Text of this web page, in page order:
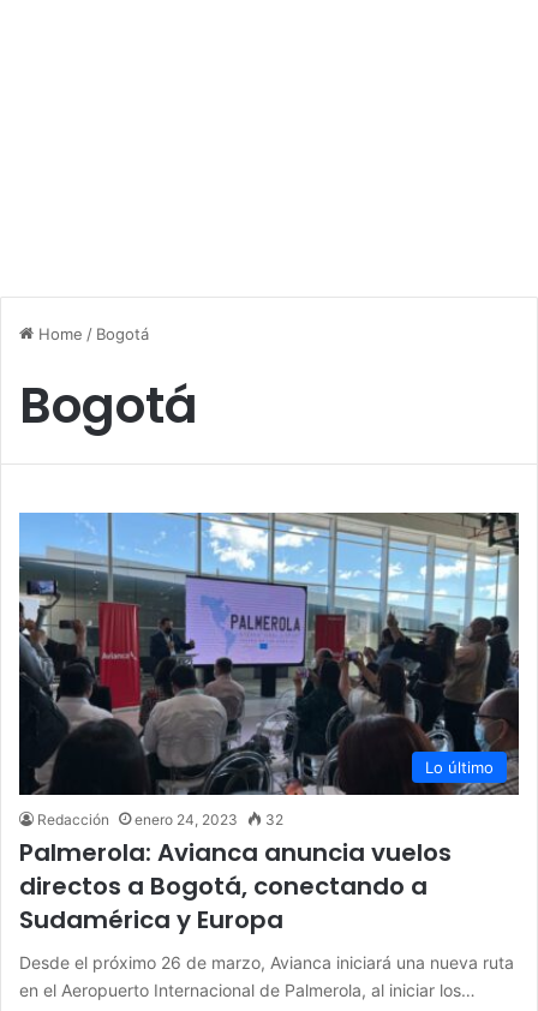
Home / Bogotá
Bogotá
Lo último
Redacción enero 24, 2023 32
Palmerola: Avianca anuncia vuelos
directos a Bogotá, conectando a
Sudamérica y Europa
Desde el próximo 26 de marzo, Avianca iniciará una nueva ruta
en el Aeropuerto Internacional de Palmerola, al iniciar los…